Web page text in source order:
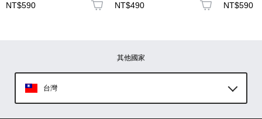
NT$590 NT$490 NT$590
其他國家
台灣